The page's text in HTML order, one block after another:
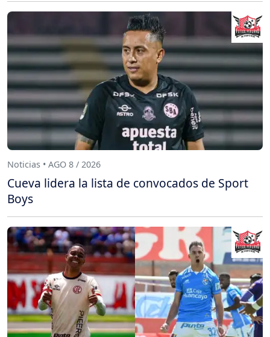
Noticias • AGO 8 / 2026
Cueva lidera la lista de convocados de Sport
Boys